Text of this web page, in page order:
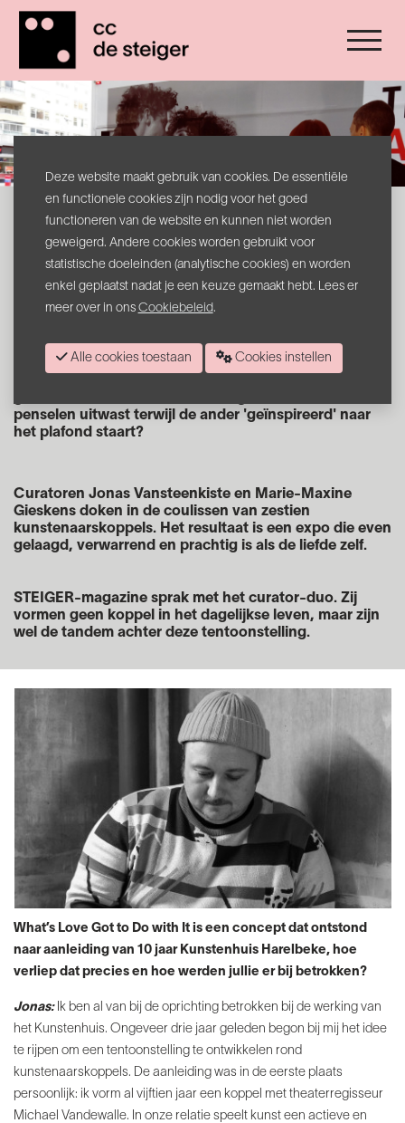
What's Love Got to Do with It
Van 4 april tot 14 juni loopt in Menen, Harelbeke en
Roeselare de tentoonstellingWhat’s Love Got to Do
with It. Je ontdekt er kunst van 16
kunstenaarskoppels, aangevuld met topstukken uit
privé- en museale collecties. De tentoonstelling
het creatieproces, en omgekeerd. Wat gebeurt er als
twee creatieve geesten niet alleen het leven, maar ook
penselen uitwast terwijl de ander 'geïnspireerd' naar
het plafond staart?
Curatoren Jonas Vansteenkiste en Marie-Maxine
Gieskens doken in de coulissen van zestien
kunstenaarskoppels. Het resultaat is een expo die even
gelaagd, verwarrend en prachtig is als de liefde zelf.
STEIGER-magazine sprak met het curator-duo. Zij
vormen geen koppel in het dagelijkse leven, maar zijn
wel de tandem achter deze tentoonstelling.
What’s Love Got to Do with It is een concept dat ontstond
naar aanleiding van 10 jaar Kunstenhuis Harelbeke, hoe
verliep dat precies en hoe werden jullie er bij betrokken?
Jonas:Ik ben al van bij de oprichting betrokken bij de werking van
het Kunstenhuis. Ongeveer drie jaar geleden begon bij mij het idee
te rijpen om een tentoonstelling te ontwikkelen rond
kunstenaarskoppels. De aanleiding was in de eerste plaats
persoonlijk: ik vorm al vijftien jaar een koppel met theaterregisseur
Michael Vandewalle. In onze relatie speelt kunst een actieve en
Deze website maakt gebruik van cookies. De essentiële
en functionele cookies zijn nodig voor het goed
functioneren van de website en kunnen niet worden
geweigerd. Andere cookies worden gebruikt voor
statistische doeleinden (analytische cookies) en worden
enkel geplaatst nadat je een keuze gemaakt hebt. Lees er
meer over in ons Cookiebeleid.
Alle cookies toestaan Cookies instellen